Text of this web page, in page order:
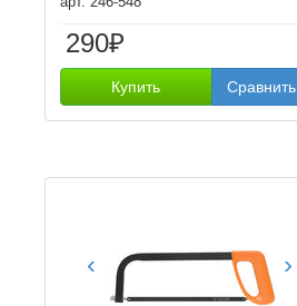
290₽
Купить Сравнить
‹ ›